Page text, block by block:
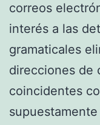
correos
interés a las
gramaticales
direcciones de
coincidentes